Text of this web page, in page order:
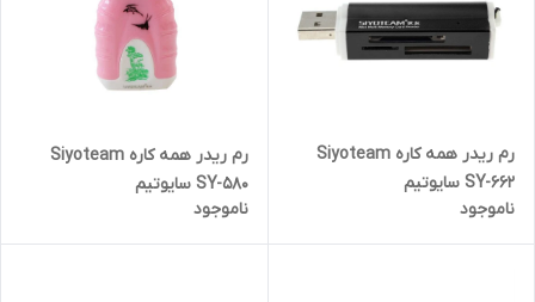
رم ریدر همه کاره Siyoteam
SY-662 سایوتیم
ناموجود
رم ریدر همه کاره Siyoteam
SY-580 سایوتیم
ناموجود